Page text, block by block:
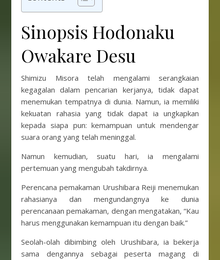
Sinopsis Hodonaku
Owakare Desu
Shimizu Misora ​​telah mengalami serangkaian
kegagalan dalam pencarian kerjanya, tidak dapat
menemukan tempatnya di dunia. Namun, ia memiliki
kekuatan rahasia yang tidak dapat ia ungkapkan
kepada siapa pun: kemampuan untuk mendengar
suara orang yang telah meninggal.
Namun kemudian, suatu hari, ia mengalami
pertemuan yang mengubah takdirnya.
Perencana pemakaman Urushibara Reiji menemukan
rahasianya dan mengundangnya ke dunia
perencanaan pemakaman, dengan mengatakan, “Kau
harus menggunakan kemampuan itu dengan baik.”
Seolah-olah dibimbing oleh Urushibara, ia bekerja
sama dengannya sebagai peserta magang di